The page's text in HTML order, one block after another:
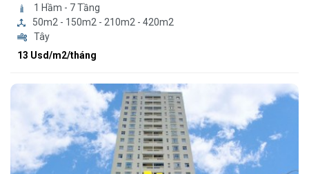
1 Hầm - 7 Tầng
50m2 - 150m2 - 210m2 - 420m2
Tây
13 Usd/m2/tháng